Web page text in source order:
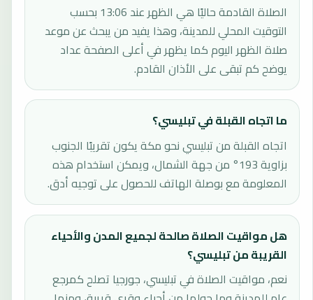
الصلاة القادمة حاليًا هي الظهر عند 13:06 بحسب
التوقيت المحلي للمدينة، وهذا يفيد من يبحث عن موعد
صلاة الظهر اليوم كما يظهر في أعلى الصفحة عداد
يوضح كم تبقى على الأذان القادم.
ما اتجاه القبلة في تبليسي؟
اتجاه القبلة من تبليسي نحو مكة يكون تقريبًا الجنوب
بزاوية 193° من جهة الشمال، ويمكن استخدام هذه
المعلومة مع بوصلة الهاتف للحصول على توجيه أدق.
هل مواقيت الصلاة صالحة لجميع المدن والأحياء
القريبة من تبليسي؟
نعم، مواقيت الصلاة في تبليسي، جورجيا تصلح كمرجع